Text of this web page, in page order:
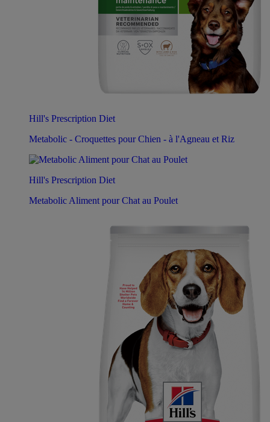
Hill's Prescription Diet
Metabolic - Croquettes pour Chien - à l'Agneau et Riz
Hill's Prescription Diet
Metabolic Aliment pour Chat au Poulet